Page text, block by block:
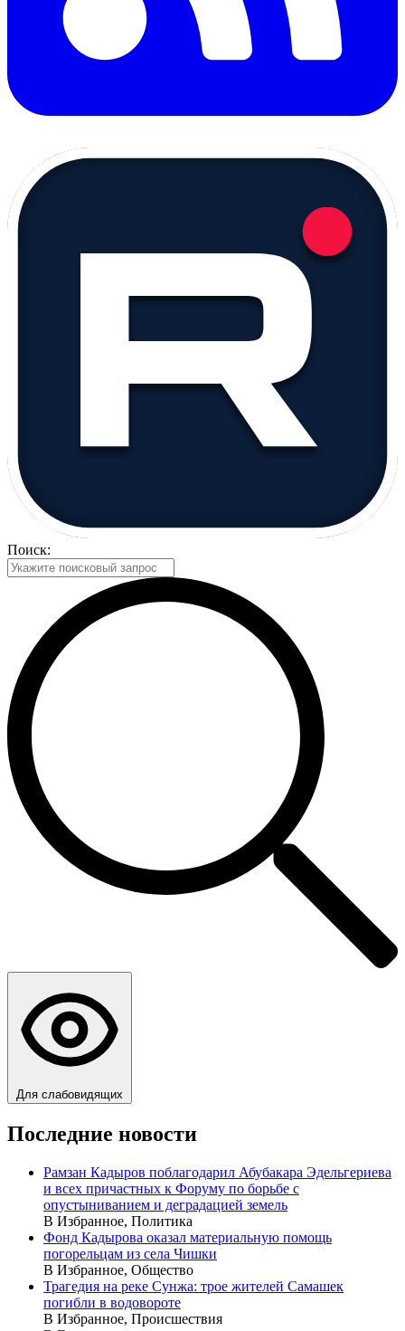
Поиск:
Для слабовидящих
Последние новости
Рамзан Кадыров поблагодарил Абубакара Эдельгериева
и всех причастных к Форуму по борьбе с
опустыниванием и деградацией земель
В Избранное, Политика
Фонд Кадырова оказал материальную помощь
погорельцам из села Чишки
В Избранное, Общество
Трагедия на реке Сунжа: трое жителей Самашек
погибли в водовороте
В Избранное, Происшествия